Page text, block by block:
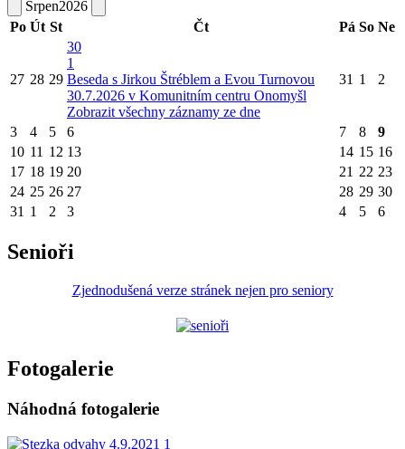
Srpen2026
Po Út St Čt Pá So Ne
27 28 29
30
1
Beseda s Jirkou Štréblem a Evou Turnovou
30.7.2026 v Komunitním centru Onomyšl
Zobrazit všechny záznamy ze dne
31 1 2
3 4 5 6 7 8
9
10 11 12 13 14 15 16
17 18 19 20 21 22 23
24 25 26 27 28 29 30
31 1 2 3 4 5 6
Senioři
Zjednodušená verze stránek nejen pro seniory
Fotogalerie
Náhodná fotogalerie